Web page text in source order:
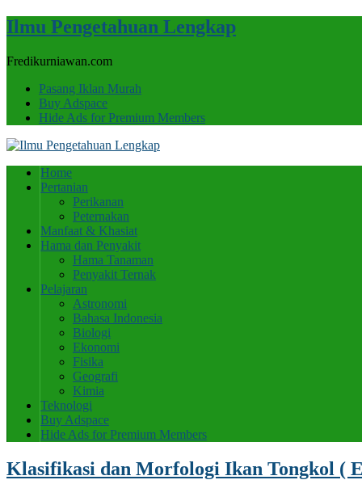
Ilmu Pengetahuan Lengkap
Fredikurniawan.com
Pasang Iklan Murah
Buy Adspace
Hide Ads for Premium Members
Home
Pertanian
Perikanan
Peternakan
Manfaat & Khasiat
Hama dan Penyakit
Hama Tanaman
Penyakit Ternak
Pelajaran
Astronomi
Bahasa Indonesia
Biologi
Ekonomi
Fisika
Geografi
Kimia
Teknologi
Buy Adspace
Hide Ads for Premium Members
Klasifikasi dan Morfologi Ikan Tongkol (